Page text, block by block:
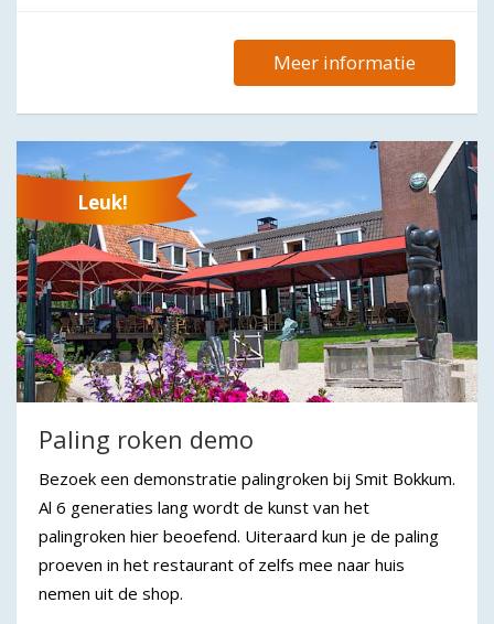
Meer informatie
Leuk!
Paling roken demo
Bezoek een demonstratie palingroken bij Smit Bokkum.
Al 6 generaties lang wordt de kunst van het
palingroken hier beoefend. Uiteraard kun je de paling
proeven in het restaurant of zelfs mee naar huis
nemen uit de shop.